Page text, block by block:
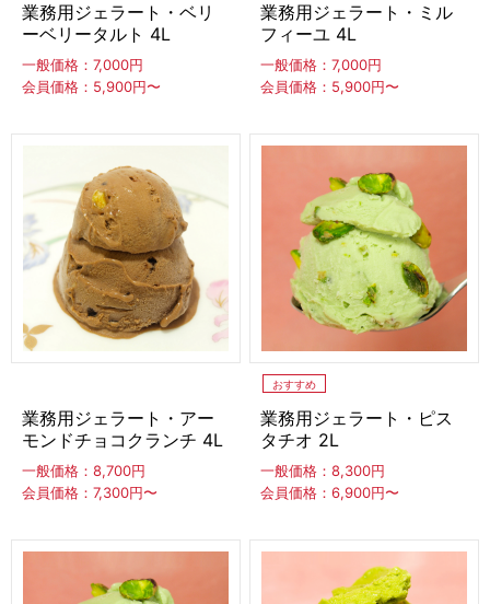
デコレーションカップ
スイーツバー
台湾風かき氷 台湾風かき氷対応かき氷機
冷凍フルーツ
スムージーパック
フルーツスティック
フルーツ飴
焼きいも
冷凍白玉もち
CLOSE
業務用ジェラート・ベリ
ーベリータルト 4L
一般価格：7,000円
会員価格：5,900円〜
業務用ジェラート・ミル
フィーユ 4L
一般価格：7,000円
会員価格：5,900円〜
業務用ジェラート・アー
モンドチョコクランチ 4L
一般価格：8,700円
会員価格：7,300円〜
おすすめ
業務用ジェラート・ピス
タチオ 2L
一般価格：8,300円
会員価格：6,900円〜